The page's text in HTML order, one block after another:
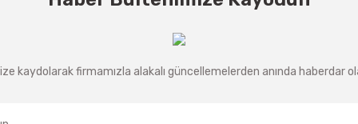
kaydolarak firmamızla alakalı güncellemelerden anında haberdar